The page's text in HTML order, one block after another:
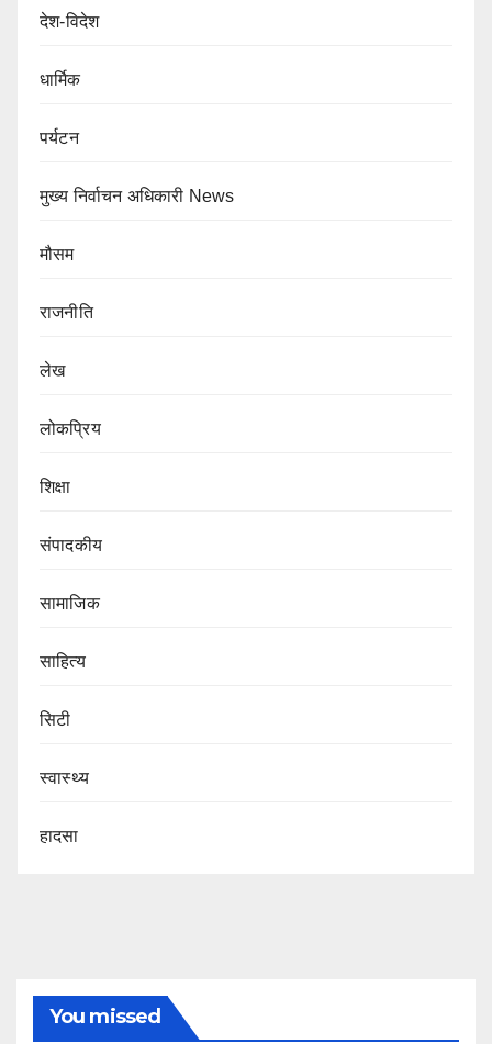
देश-विदेश
धार्मिक
पर्यटन
मुख्य निर्वाचन अधिकारी News
मौसम
राजनीति
लेख
लोकप्रिय
शिक्षा
संपादकीय
सामाजिक
साहित्य
सिटी
स्वास्थ्य
हादसा
You missed